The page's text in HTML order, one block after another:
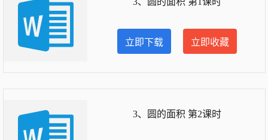
立即下载 立即收藏
3、圆的面积 第2课时